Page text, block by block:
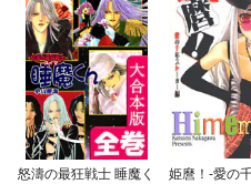
怒濤の最狂戦士 睡魔く
姫麿！‐愛の